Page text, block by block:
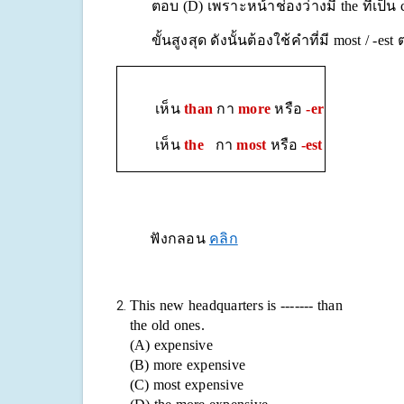
ตอบ (D) เพราะหน้าช่องว่างมี the ที่เป็น
ขั้นสูงสุด ดังนั้นต้องใช้คำที่มี most / -
เห็น than กา moreหรือ-er
เห็น the กาmost หรือ -est
ฟังกลอน คลิก
This new headquarters is ------- than
the old ones.
(A) expensive
(B) more expensive
(C) most expensive